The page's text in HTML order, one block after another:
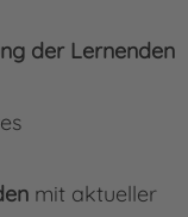
der Lernenden
mit aktueller